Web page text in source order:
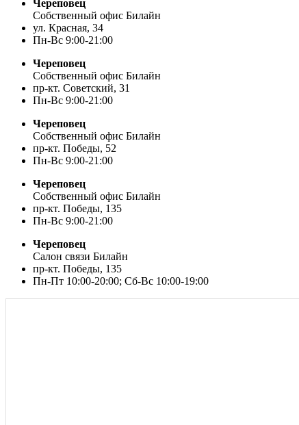
Череповец
Собственный офис Билайн
ул. Красная, 34
Пн-Вс 9:00-21:00
Череповец
Собственный офис Билайн
пр-кт. Советский, 31
Пн-Вс 9:00-21:00
Череповец
Собственный офис Билайн
пр-кт. Победы, 52
Пн-Вс 9:00-21:00
Череповец
Собственный офис Билайн
пр-кт. Победы, 135
Пн-Вс 9:00-21:00
Череповец
Салон связи Билайн
пр-кт. Победы, 135
Пн-Пт 10:00-20:00; Сб-Вс 10:00-19:00